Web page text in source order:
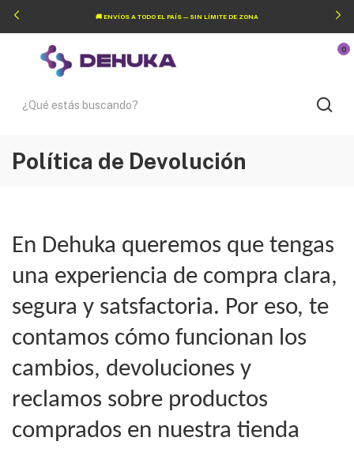
🚚 ENVÍOS A TODO EL PAÍS — SIN LÍMITE DE ZONA
0
Política de Devolución
En Dehuka queremos que tengas
una experiencia de compra clara,
segura y satsfactoria. Por eso, te
contamos cómo funcionan los
cambios, devoluciones y
reclamos sobre productos
comprados en nuestra tienda